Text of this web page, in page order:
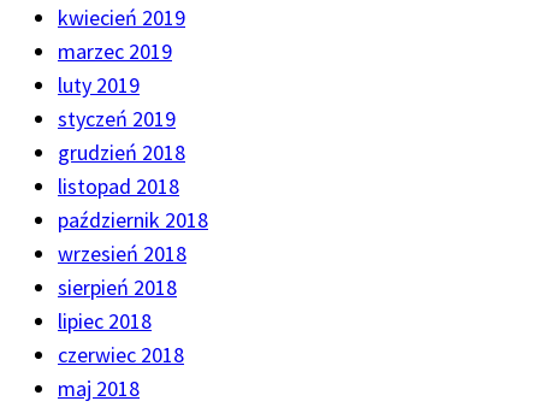
kwiecień 2019
marzec 2019
luty 2019
styczeń 2019
grudzień 2018
listopad 2018
październik 2018
wrzesień 2018
sierpień 2018
lipiec 2018
czerwiec 2018
maj 2018